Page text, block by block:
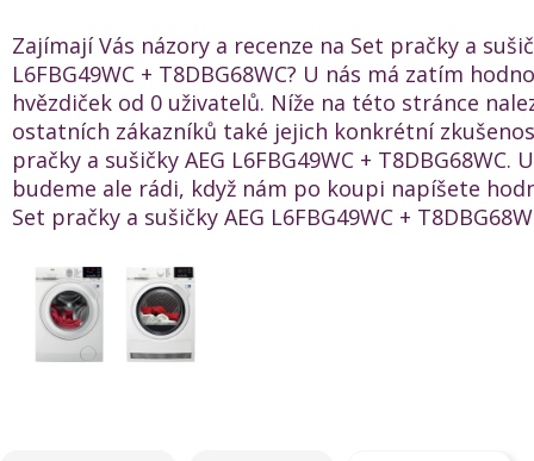
Zajímají Vás názory a recenze na Set pračky a
L6FBG49WC + T8DBG68WC? U nás má zatím
hvězdiček od 0 uživatelů. Níže na této stránce
ostatních zákazníků také jejich konkrétní
pračky a sušičky AEG L6FBG49WC + T8DBG68WC.
budeme ale rádi, když nám po koupi napíšete
Set pračky a sušičky AEG L6FBG49WC +